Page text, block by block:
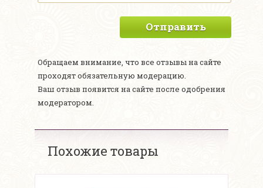
Отправить
Обращаем внимание, что все отзывы на сайте
проходят обязательную модерацию.
Ваш отзыв появится на сайте после одобрения
модератором.
Похожие товары